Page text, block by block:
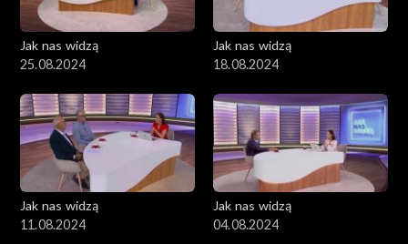
Jak nas widzą
25.08.2024
Jak nas widzą
18.08.2024
Jak nas widzą
11.08.2024
Jak nas widzą
04.08.2024